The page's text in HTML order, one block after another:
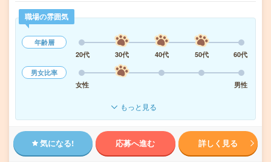
職場の雰囲気
年齢層
20代
30代 40代 50代
60代
男女比率
女性
男性
もっと見る
気になる! 応募へ進む 詳しく見る